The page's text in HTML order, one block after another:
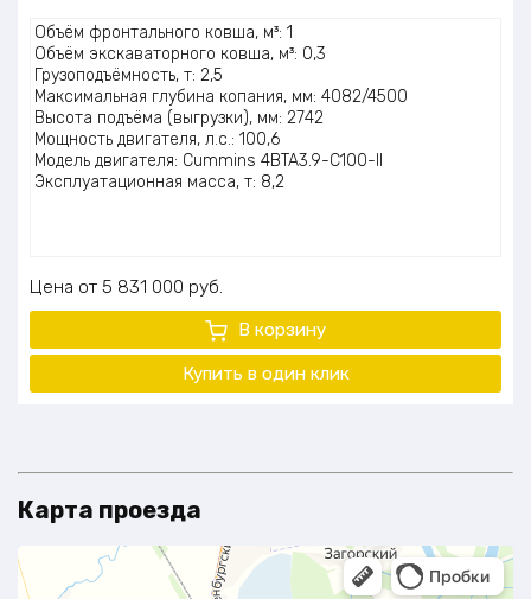
Оценка
5.00из 5
Объём фронтального ковша, м³: 1
Объём экскаваторного ковша, м³: 0,3
Грузоподъёмность, т: 2,5
Максимальная глубина копания, мм: 4082/4500
Высота подъёма (выгрузки), мм: 2742
Мощность двигателя, л.с.: 100,6
Модель двигателя: Cummins 4BTA3.9-C100-II
Эксплуатационная масса, т: 8,2
Цена 5 831 000 руб.
В корзину
Купить в один клик
Карта проезда